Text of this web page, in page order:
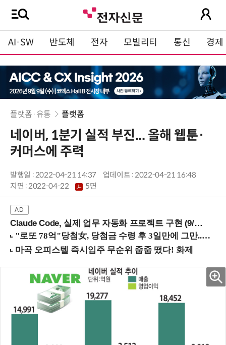
AI·SW 반도체 전자 모빌리티 통신 경제
플랫폼·유통 플랫폼
네이버, 1분기 실적 부진... 올해 웹툰·
커머스에 주력
발행일 : 2022-04-21 14:37
업데이트 : 2022-04-21 16:48
지면 :2022-04-22 5면
Claude Code, 실제 업무 자동화 프로젝트 구현 (9/16 ~17 강남역)